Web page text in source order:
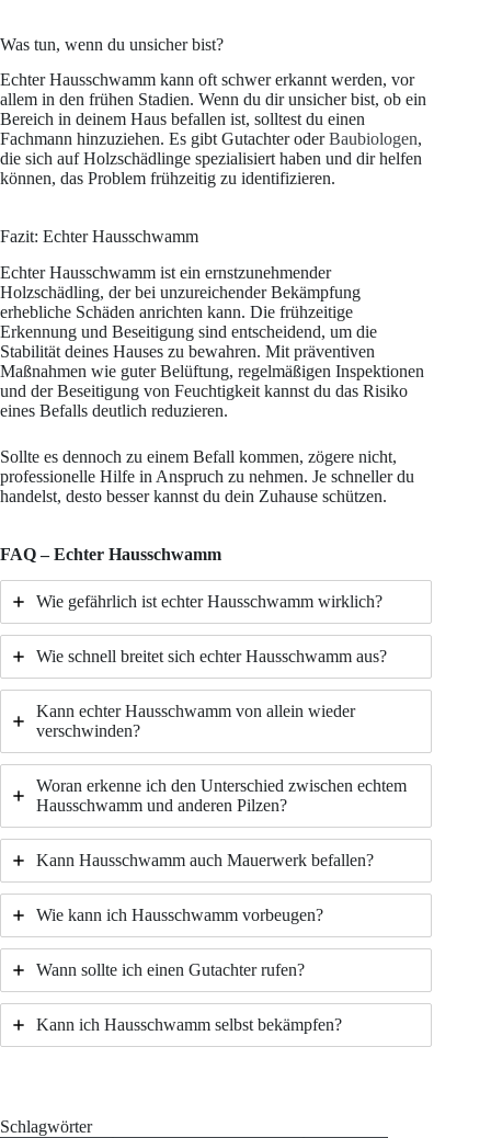
Was tun, wenn du unsicher bist?
Echter Hausschwamm kann oft schwer erkannt werden, vor
allem in den frühen Stadien. Wenn du dir unsicher bist, ob ein
Bereich in deinem Haus befallen ist, solltest du einen
Fachmann hinzuziehen. Es gibt Gutachter oderBaubiologen,
die sich auf Holzschädlinge spezialisiert haben und dir helfen
können, das Problem frühzeitig zu identifizieren.
Fazit: Echter Hausschwamm
Echter Hausschwamm ist ein ernstzunehmender
Holzschädling, der bei unzureichender Bekämpfung
erhebliche Schäden anrichten kann. Die frühzeitige
Erkennung und Beseitigung sind entscheidend, um die
Stabilität deines Hauses zu bewahren. Mit präventiven
Maßnahmen wie guter Belüftung, regelmäßigen Inspektionen
und der Beseitigung von Feuchtigkeit kannst du das Risiko
eines Befalls deutlich reduzieren.
Sollte es dennoch zu einem Befall kommen, zögere nicht,
professionelle Hilfe in Anspruch zu nehmen. Je schneller du
handelst, desto besser kannst du dein Zuhause schützen.
FAQ – Echter Hausschwamm
Wie gefährlich ist echter Hausschwamm wirklich?
Wie schnell breitet sich echter Hausschwamm aus?
Kann echter Hausschwamm von allein wieder
verschwinden?
Woran erkenne ich den Unterschied zwischen echtem
Hausschwamm und anderen Pilzen?
Kann Hausschwamm auch Mauerwerk befallen?
Wie kann ich Hausschwamm vorbeugen?
Wann sollte ich einen Gutachter rufen?
Kann ich Hausschwamm selbst bekämpfen?
Schlagwörter